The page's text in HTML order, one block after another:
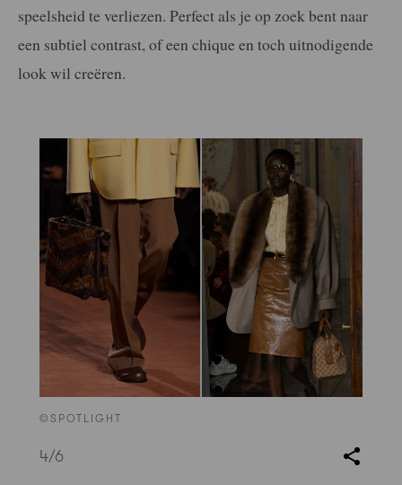
speelsheid te verliezen. Perfect als je op zoek bent naar
een subtiel contrast, of een chique en toch uitnodigende
look wil creëren.
©SPOTLIGHT
4/6